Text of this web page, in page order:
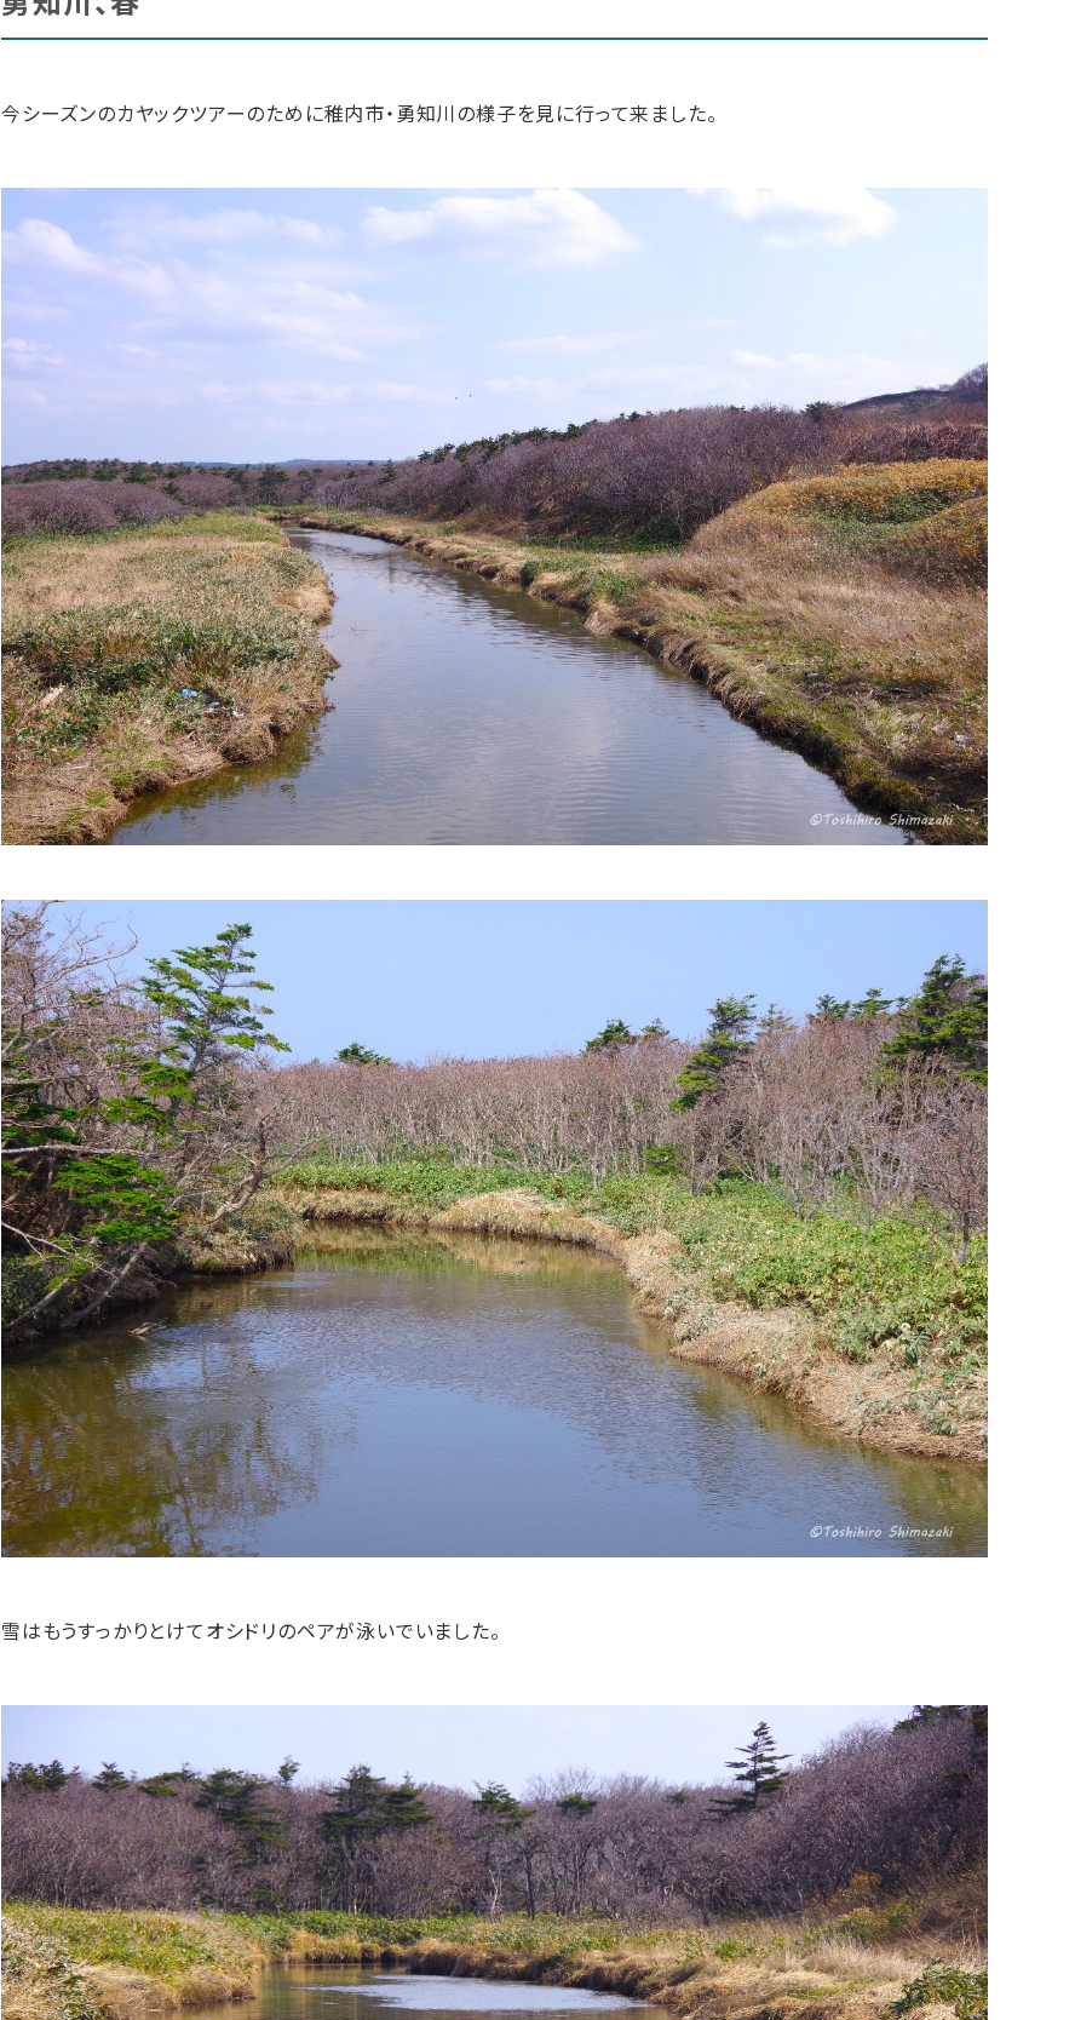
今シーズンのカヤックツアーのために稚内市・勇知川の様子を見に行って来ました。
雪はもうすっかりとけてオシドリのペアが泳いでいました。